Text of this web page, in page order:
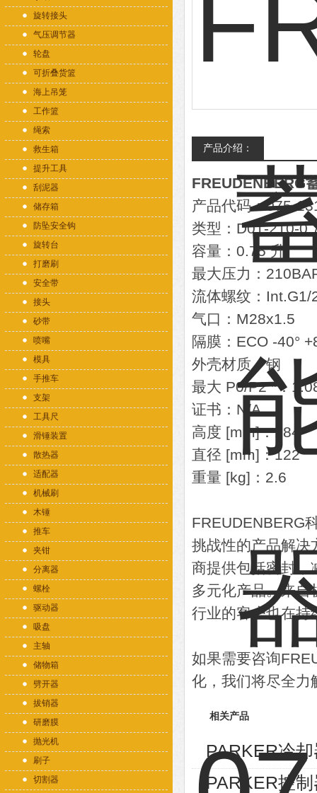
旋转接头
气压调节器
轮盘
可折叠货篮
海上吊笼
工作篮
绳索
救生箱
提升工具
刮泥器
储存箱
防坠安全钩
旋转台
打磨刷
安全带
接头
砂带
喷嘴
模具
手推车
支架
工具尺
滑锤装置
散热器
适配器
机械刷
木锤
推车
夹钳
分离器
螺栓
驱动器
吸盘
主轴
储物箱
劈开器
拔销器
研磨膜
抛光机
刷子
切割器
产品介绍：
FREUDENBERG
产品代码：075-
类型：D01-210-
容量：0.75 升
最大压力：
流体螺纹：
气口：M28x1.5
隔膜：ECO -40°
外壳材质：钢
最大 P0/P2 *：
证书：N/A
高度 [mm]：184
直径 [mm]：122
重量 [kg]：2.6
FREUDENBERG
挑战性的产品解决
商提供包括密封，
多元化产品。来
行业的客户也在持
如果需要咨询
化，我们将尽全力
相关产品
PARKER冷
PARKER控